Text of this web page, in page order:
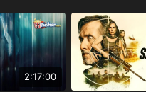
2:17:00